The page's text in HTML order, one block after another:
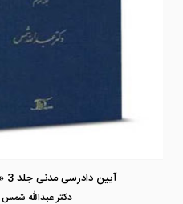
آیین دادرسی مدنی جلد 3 «پیشرفته»
دكتر عبدالله شمس